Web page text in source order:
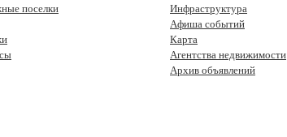
поселки
Инфраструктура
Афиша событий
Карта
Агентства недвижимости
Архив объявлений